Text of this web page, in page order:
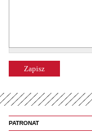
PATRONAT